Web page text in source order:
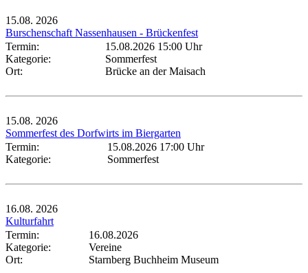
15.08. 2026
Burschenschaft Nassenhausen - Brückenfest
Termin:
15.08.2026 15:00 Uhr
Kategorie:
Sommerfest
Ort:
Brücke an der Maisach
15.08. 2026
Sommerfest des Dorfwirts im Biergarten
Termin:
15.08.2026 17:00 Uhr
Kategorie:
Sommerfest
16.08. 2026
Kulturfahrt
Termin:
16.08.2026
Kategorie:
Vereine
Ort:
Starnberg Buchheim Museum